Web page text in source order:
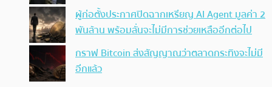
ผู้ก่อตั้งประกาศปิดฉากเหรียญ AI Agent มูลค่า 2
พันล้าน พร้อมลั่นจะไม่มีการช่วยเหลืออีกต่อไป
กราฟ Bitcoin ส่งสัญญาณว่าตลาดกระทิงจะไม่มี
อีกแล้ว